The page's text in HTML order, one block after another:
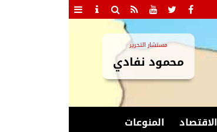
مستشار التحرير
محمود نفادي
الاقتصاد
المنوعات